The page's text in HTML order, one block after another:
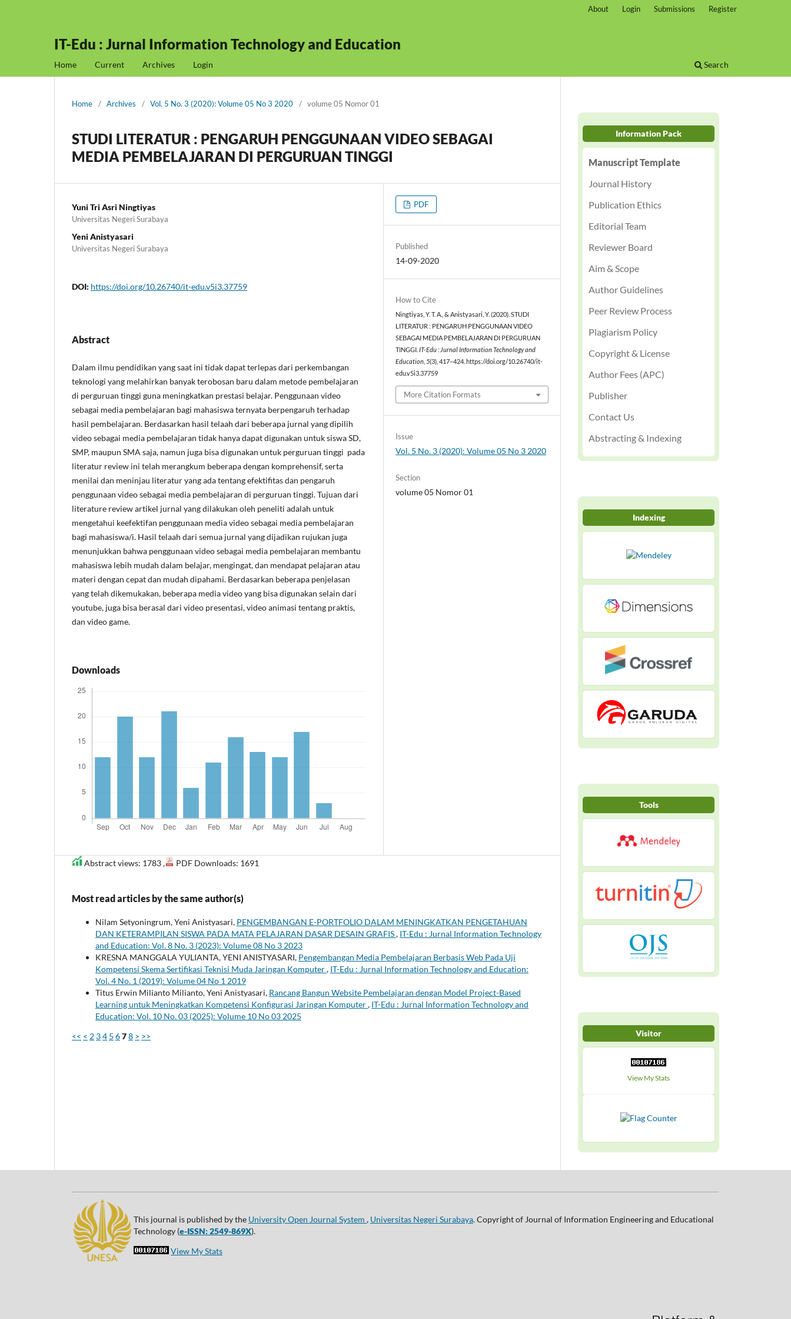
IT-Edu : Jurnal Information Technology and Education
Home Current Archives Login Search
About Login Submissions Register
Home / Archives / Vol. 5 No. 3 (2020): Volume 05 No 3 2020 / volume 05 Nomor 01
STUDI LITERATUR : PENGARUH PENGGUNAAN VIDEO SEBAGAI
MEDIA PEMBELAJARAN DI PERGURUAN TINGGI
Yuni Tri Asri Ningtiyas
Universitas Negeri Surabaya
Yeni Anistyasari
Universitas Negeri Surabaya
DOI: https://doi.org/10.26740/it-edu.v5i3.37759
Abstract
Dalam ilmu pendidikan yang saat ini tidak dapat terlepas dari perkembangan
teknologi yang melahirkan banyak terobosan baru dalam metode pembelajaran
di perguruan tinggi guna meningkatkan prestasi belajar. Penggunaan video
sebagai media pembelajaran bagi mahasiswa ternyata berpengaruh terhadap
hasil pembelajaran. Berdasarkan hasil telaah dari beberapa jurnal yang dipilih
video sebagai media pembelajaran tidak hanya dapat digunakan untuk siswa SD,
SMP, maupun SMA saja, namun juga bisa digunakan untuk perguruan tinggi pada
literatur review ini telah merangkum beberapa dengan komprehensif, serta
menilai dan meninjau literatur yang ada tentang efektifitas dan pengaruh
penggunaan video sebagai media pembelajaran di perguruan tinggi. Tujuan dari
literature review artikel jurnal yang dilakukan oleh peneliti adalah untuk
mengetahui keefektifan penggunaan media video sebagai media pembelajaran
bagi mahasiswa/i. Hasil telaah dari semua jurnal yang dijadikan rujukan juga
menunjukkan bahwa penggunaan video sebagai media pembelajaran membantu
mahasiswa lebih mudah dalam belajar, mengingat, dan mendapat pelajaran atau
materi dengan cepat dan mudah dipahami. Berdasarkan beberapa penjelasan
yang telah dikemukakan, beberapa media video yang bisa digunakan selain dari
youtube, juga bisa berasal dari video presentasi, video animasi tentang praktis,
dan video game.
Downloads
PDF
Published
14-09-2020
How to Cite
Ningtiyas, Y. T. A., & Anistyasari, Y. (2020). STUDI
LITERATUR : PENGARUH PENGGUNAAN VIDEO
SEBAGAI MEDIA PEMBELAJARAN DI PERGURUAN
TINGGI.IT-Edu : Jurnal Information Technology and
Education ,5(3), 417–424. https://doi.org/10.26740/it-
edu.v5i3.37759
More Citation Formats
Issue
Vol. 5 No. 3 (2020): Volume 05 No 3 2020
Section
volume 05 Nomor 01
Abstract views: 1783 , PDF Downloads: 1691
Most read articles by the same author(s)
Nilam Setyoningrum, Yeni Anistyasari, PENGEMBANGAN E-PORTFOLIO DALAM MENINGKATKAN PENGETAHUAN
DAN KETERAMPILAN SISWA PADA MATA PELAJARAN DASAR DESAIN GRAFIS, IT-Edu : Jurnal Information Technology
and Education: Vol. 8 No. 3 (2023): Volume 08 No 3 2023
KRESNA MANGGALA YULIANTA, YENI ANISTYASARI, Pengembangan Media Pembelajaran Berbasis Web Pada Uji
Kompetensi Skema Sertifikasi Teknisi Muda Jaringan Komputer, IT-Edu : Jurnal Information Technology and Education:
Vol. 4 No. 1 (2019): Volume 04 No 1 2019
Titus Erwin Milianto Milianto, Yeni Anistyasari, Rancang Bangun Website Pembelajaran dengan Model Project-Based
Learning untuk Meningkatkan Kompetensi Konfigurasi Jaringan Komputer, IT-Edu : Jurnal Information Technology and
Education: Vol. 10 No. 03 (2025): Volume 10 No 03 2025
<< < 2 34 5 678 > >>
Information Pack
Manuscript Template
Journal History
Publication Ethics
Editorial Team
Reviewer Board
Aim & Scope
Author Guidelines
Peer Review Process
Plagiarism Policy
Copyright & License
Author Fees (APC)
Publisher
Contact Us
Abstracting & Indexing
Indexing
Tools
Visitor
View My Stats
This journal is published by the University Open Journal System , Universitas Negeri Surabaya. Copyright of Journal of Information Engineering and Educational
Technology (e-ISSN: 2549-869X).
View My Stats